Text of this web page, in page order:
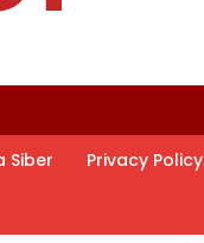
Siber Privacy Policy